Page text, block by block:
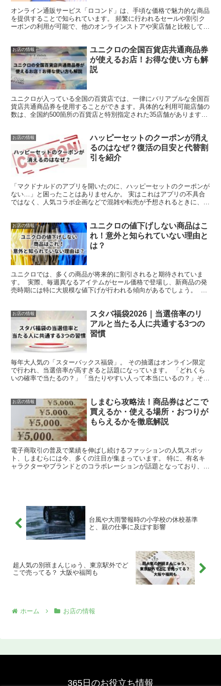
オンライン通販サービス「ロコンド」は、手頃な価格で魅力的な商品
を提供することで知られています。 頻繁に行われるセールや割引ク
ーポンの利用が可能で、他のオンラインストアや実店舗と比較して
お店の情報
ユニクロの全国百貨店共通商品券
が使えるお店！お得な使い方も解
説
ユニクロが入っている全国の百貨店では、一律にバリアブルな全国百
貨店共通商品券を使用することができます。具体的な利用可能店舗の
数は、全国約500箇所の百貨店と特別指定された35店舗があります。
お店の情報
ハッピーセットのクーポンが消え
るのはなぜ？復活の目安と代替割
引を紹介
「マクドナルドのアプリを開いたのに、ハッピーセットのクーポンが
ない…」と困ったことはありませんか。 実はこれはアプリの不具合
ではなく、人気コラボ企画などで混雑や転売が予想されるときに、ク
お店の情報
ユニクロの値下げしない商品はこ
れ！意外と知られていない理由と
は？
ユニクロでは、多くの商品が将来的に割引されると期待されていま
す。 実際、毎週異なるアイテムがセール価格で登場し、新商品の発
売時期には特に大規模な値下げが行われる傾向があるでしょう。 そ
お店の情報
スタバ福袋2026｜当選倍率のリ
アルと当たる人に共通する3つの
習慣
毎年大人気の「スターバックス福袋」。 その抽選はオンライン限定
で行われ、当選倍率が高すぎると話題になっています。 「どれくら
いの確率で当たるの？」「当たりやすい人って本当にいるの？」そん
お店の情報
しまむら攻略法！商品券はどこで
買えるか・使える場所・おつりが
もらえるかを徹底解説
電子商取引の普及で業績を伸ばし続けるファッションの人気スポッ
ト、しまむらには今、多くの注目が集まっています。 特に、有名キ
ャラクターやブランドとのコラボレーションが話題となっており、多
台風や大雨警報時の小学校の休校基準
と、親の仕事に及ぼす影響
超人気の別班まんじゅう、東京駅外でど
こで売ってる？ 大阪や福岡も
ホーム お店の情報
365日のお役立ち情報